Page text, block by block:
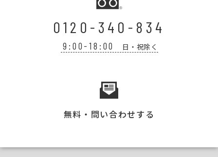
0120-340-834
9:00-18:00 日・祝除く
無料・問い合わせする